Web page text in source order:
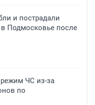
и пострадали
Подмосковье после
ЧС из-за
по